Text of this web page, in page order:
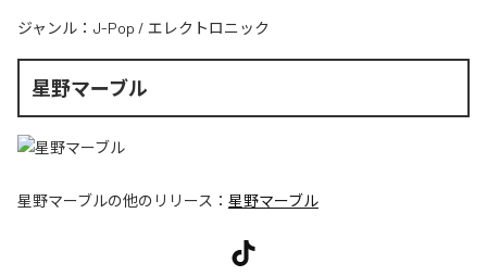
ジャンル： J-Pop / エレクトロニック
星野マーブル
星野マーブルの他のリリース： 星野マーブル